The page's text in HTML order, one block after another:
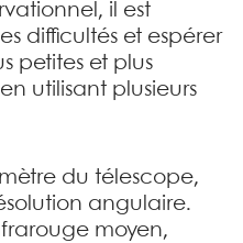
il est
difficultés et espérer
petites et plus
utilisant plusieurs
du télescope,
angulaire.
moyen,